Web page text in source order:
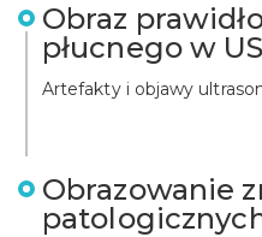
Obraz
płucnego w US
Artefakty i objawy
Obrazowanie